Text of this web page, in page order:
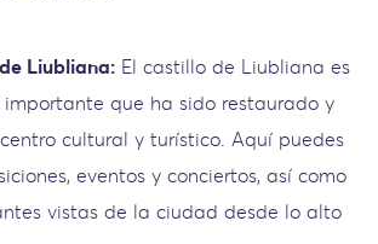
Liubliana: El castillo de Liubliana es
que ha sido restaurado y
cultural y turístico. Aquí puedes
eventos y conciertos, así como
vistas de la ciudad desde lo alto